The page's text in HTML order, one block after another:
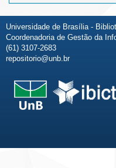
Universidade de Brasília -
Coordenadoria de Gestão da
(61) 3107-2683
repositorio@unb.br